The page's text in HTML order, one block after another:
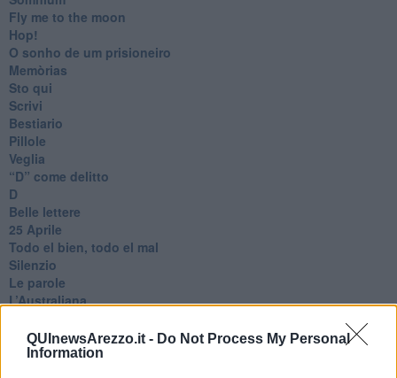
QUInewsArezzo.it - Do Not Process My Personal
Information
Fly me to the moon
Hop!
O sonho de um prisioneiro
Memòrias
Sto qui
Scrivi
Bestiario
Pillole
Veglia
​“D” come delitto
D
Belle lettere
25 Aprile
Todo el bien, todo el mal
Silenzio
Le parole
​L’Australiana
Vita & morte
Auguri